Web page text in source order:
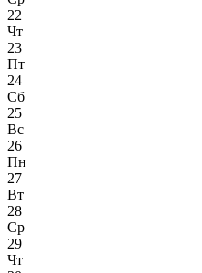
22
Чт
23
Пт
24
Сб
25
Вс
26
Пн
27
Вт
28
Ср
29
Чт